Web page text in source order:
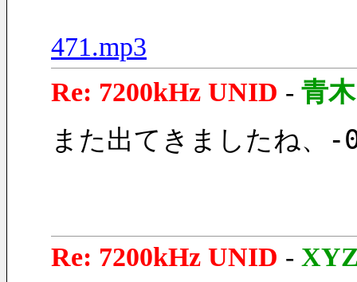
471.mp3
Re: 7200kHz UNID - 青木
また出てきましたね、
Re: 7200kHz UNID -